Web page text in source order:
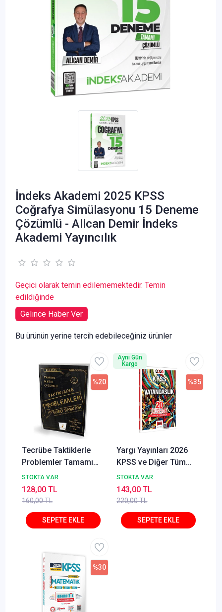
İndeks Akademi 2025 KPSS
Coğrafya Simülasyonu 15 Deneme
Çözümlü - Alican Demir İndeks
Akademi Yayıncılık
Geçici olarak temin edilememektedir. Temin
edildiğinde
Gelince Haber Ver
Bu ürünün yerine tercih edebileceğiniz ürünler
Tecrübe Taktiklerle
Problemler Tamamı
Dijital Çözümlü Soru
Bankası
STOKTA VAR
160,00 TL
%20
128,00 TL
Yargı Yayınları 2026
KPSS ve Diğer Tüm
Sınavlara Yönelik
Tamamı Çözümlü
Vatandaşlık 20
Deneme Cangül Erlik
STOKTA VAR
220,00 TL
%35
143,00 TL
Aynı Gün
Kargo
%30